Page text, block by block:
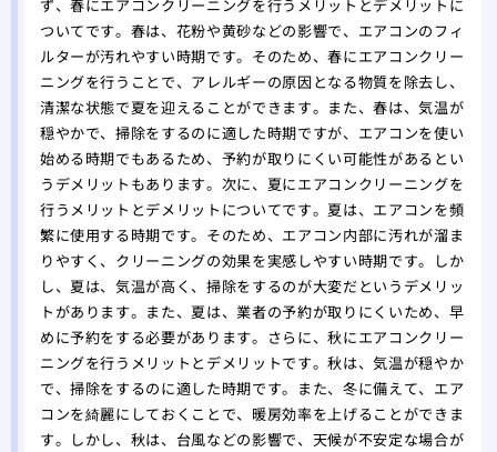
ず、春にエアコンクリーニングを行うメリットとデメリットに
ついてです。春は、花粉や黄砂などの影響で、エアコンのフィ
ルターが汚れやすい時期です。そのため、春にエアコンクリー
ニングを行うことで、アレルギーの原因となる物質を除去し、
清潔な状態で夏を迎えることができます。また、春は、気温が
穏やかで、掃除をするのに適した時期ですが、エアコンを使い
始める時期でもあるため、予約が取りにくい可能性があるとい
うデメリットもあります。次に、夏にエアコンクリーニングを
行うメリットとデメリットについてです。夏は、エアコンを頻
繁に使用する時期です。そのため、エアコン内部に汚れが溜ま
りやすく、クリーニングの効果を実感しやすい時期です。しか
し、夏は、気温が高く、掃除をするのが大変だというデメリッ
トがあります。また、夏は、業者の予約が取りにくいため、早
めに予約をする必要があります。さらに、秋にエアコンクリー
ニングを行うメリットとデメリットです。秋は、気温が穏やか
で、掃除をするのに適した時期です。また、冬に備えて、エア
コンを綺麗にしておくことで、暖房効率を上げることができま
す。しかし、秋は、台風などの影響で、天候が不安定な場合が